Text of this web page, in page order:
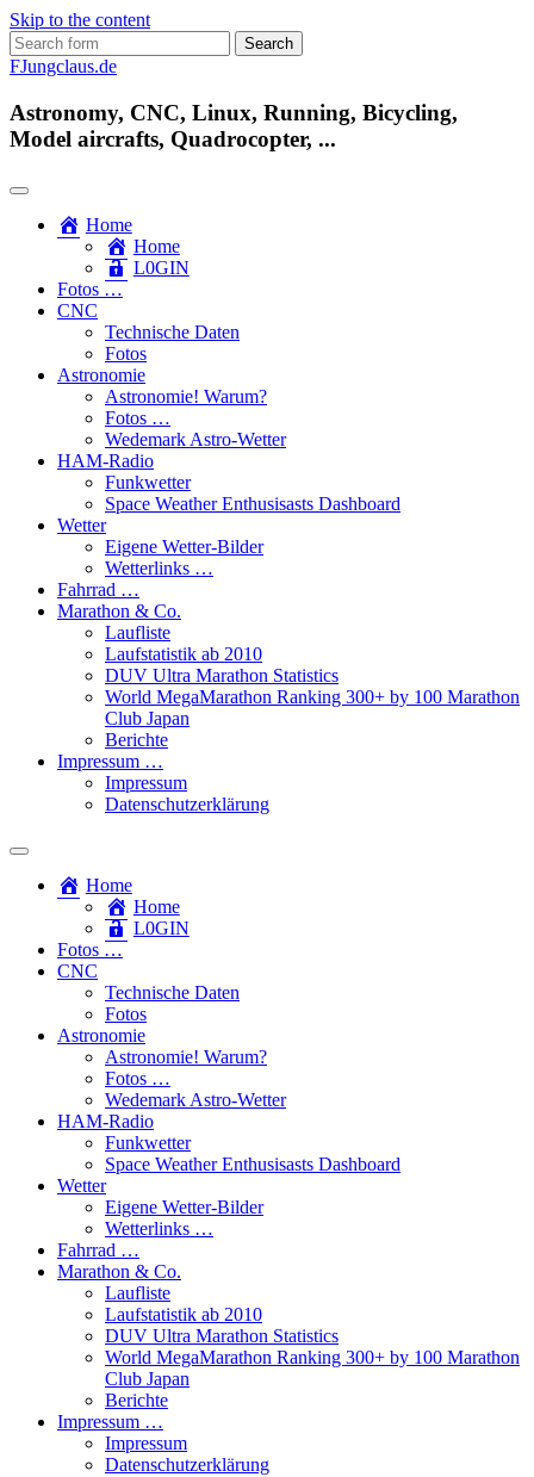
Skip to the content
Search
for:
FJungclaus.de
Astronomy, CNC, Linux, Running, Bicycling,
Model aircrafts, Quadrocopter, ...
Home
Home
L​0​​GIN
Fotos …
CNC
Technische Daten
Fotos
Astronomie
Astronomie! Warum?
Fotos …
Wedemark Astro-Wetter
HAM-Radio
Funkwetter
Space Weather Enthusisasts Dashboard
Wetter
Eigene Wetter-Bilder
Wetterlinks …
Fahrrad …
Marathon & Co.
Laufliste
Laufstatistik ab 2010
DUV Ultra Marathon Statistics
World MegaMarathon Ranking 300+ by 100 Marathon
Club Japan
Berichte
Impressum …
Impressum
Datenschutzerklärung
Toggle
search
field
Home
Home
L​0​​GIN
Fotos …
CNC
Technische Daten
Fotos
Astronomie
Astronomie! Warum?
Fotos …
Wedemark Astro-Wetter
HAM-Radio
Funkwetter
Space Weather Enthusisasts Dashboard
Wetter
Eigene Wetter-Bilder
Wetterlinks …
Fahrrad …
Marathon & Co.
Laufliste
Laufstatistik ab 2010
DUV Ultra Marathon Statistics
World MegaMarathon Ranking 300+ by 100 Marathon
Club Japan
Berichte
Impressum …
Impressum
Datenschutzerklärung